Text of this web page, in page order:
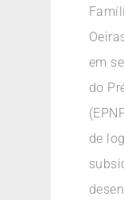
em
do
de